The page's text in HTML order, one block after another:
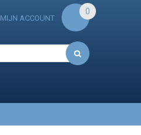
MIJN ACCOUNT
0